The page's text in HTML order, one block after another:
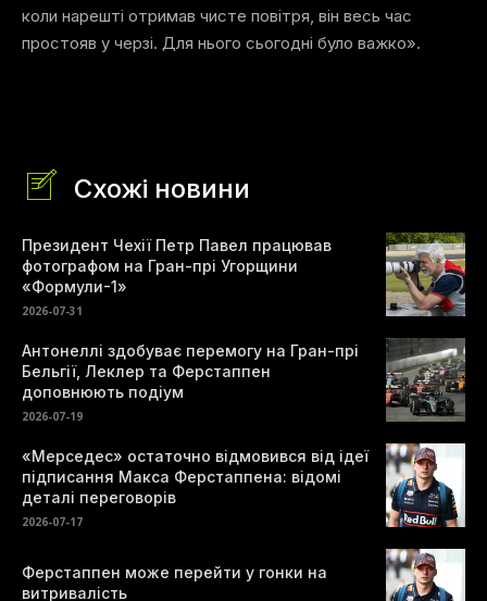
коли нарешті отримав чисте повітря, він весь час
простояв у черзі. Для нього сьогодні було важко».
Схожі новини
Президент Чехії Петр Павел працював
фотографом на Гран-прі Угорщини
«Формули-1»
2026-07-31
Антонеллі здобуває перемогу на Гран-прі
Бельгії, Леклер та Ферстаппен
доповнюють подіум
2026-07-19
«Мерседес» остаточно відмовився від ідеї
підписання Макса Ферстаппена: відомі
деталі переговорів
2026-07-17
Ферстаппен може перейти у гонки на
витривалість